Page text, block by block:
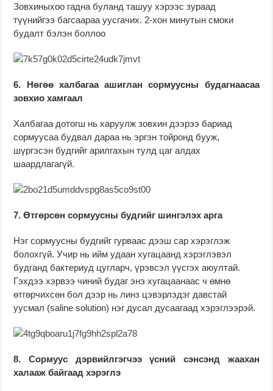
Зовхиныхоо гадна буланд ташуу хэрээс зураад
түүнийгээ багсаараа уусгачих. 2-хон минутын смоки
будалт бэлэн боллоо
6. Нөгөө халбагаа ашиглан сормуусны будагнаасаа
зовхио хамгаал
Халбагаа дотогш нь харуулж зовхин дээрээ бариад
сормуусаа будвал дараа нь эргэн тойронд бууж,
шүргэсэн будгийг арилгахын тулд цаг алдах
шаардлагагүй.
7. Өтгөрсөн сормуусны будгийг шингэлэх арга
Нэг сормуусны будгийг гурваас дээш сар хэрэглэж
болохгүй. Учир нь ийм удаан хугацаанд хэрэглэвэл
будганд бактериуд цугларч, үрэвсэл үүсгэх аюултай.
Гэхдээ хэрвээ чиний будаг энэ хугацаанаас ч өмнө
өтгөрчихсөн бол дээр нь линз цэвэрлэдэг давстай
уусмал (saline solution) нэг дусал дусаагаад хэрэглээрэй.
8. Сормуус дэрвийлгэгчээ үсний сэнсэнд жаахан
халааж байгаад хэрэглэ